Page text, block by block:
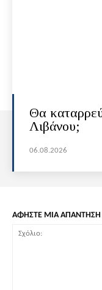
Θα
Λιβάνου;
06.08.2026
ΑΦΗΣΤΕ ΜΙΑ ΑΠΑΝΤΗΣΗ